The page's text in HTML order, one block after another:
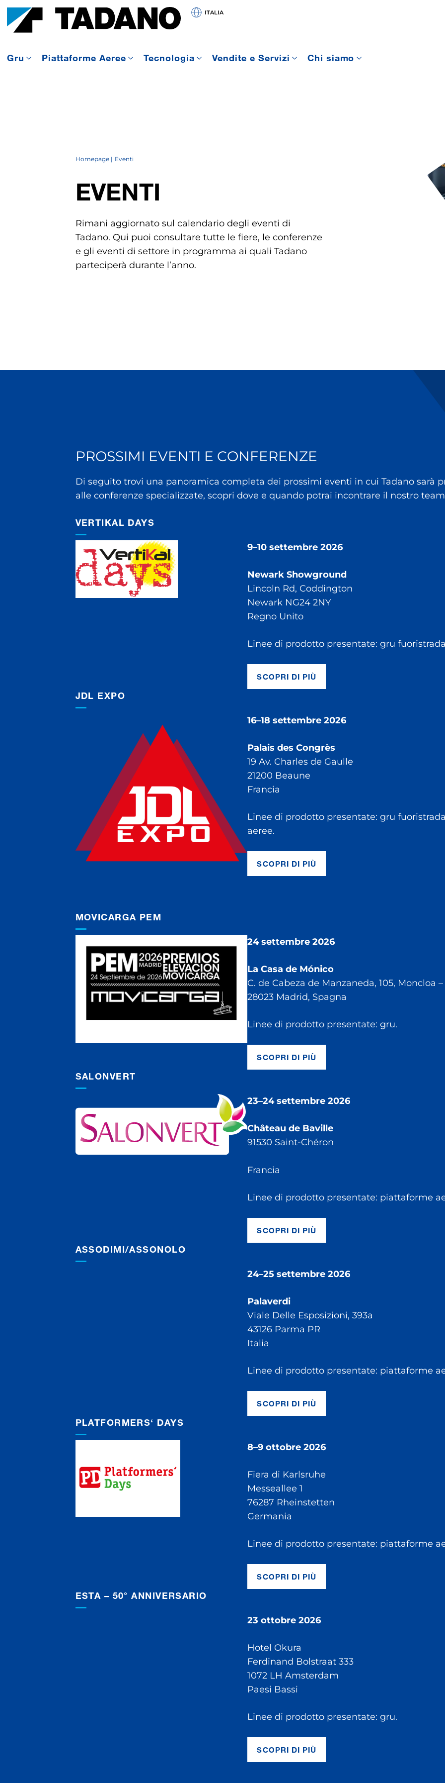
ITALIA
Gru Piattaforme Aeree Tecnologia Vendite e Servizi Chi siamo
Homepage Eventi
EVENTI
Rimani aggiornato sul calendario degli eventi di
Tadano. Qui puoi consultare tutte le fiere, le conferenze
e gli eventi di settore in programma ai quali Tadano
parteciperà durante l’anno.
PROSSIMI EVENTI E CONFERENZE
Di seguito trovi una panoramica completa dei prossimi eventi in cui Tadano sarà
alle conferenze specializzate, scopri dove e quando potrai incontrare il nostro
VERTIKAL DAYS
9–10 settembre 2026
Newark Showground
Lincoln Rd, Coddington
Newark NG24 2NY
Regno Unito
Linee di prodotto presentate: gru
SCOPRI DI PIÙ
JDL EXPO
16–18 settembre 2026
Palais des Congrès
19 Av. Charles de Gaulle
21200 Beaune
Francia
Linee di prodotto presentate: gru
aeree.
SCOPRI DI PIÙ
MOVICARGA PEM
24 settembre 2026
La Casa de Mónico
C. de Cabeza de Manzaneda, 105, Moncloa
28023 Madrid, Spagna
Linee di prodotto presentate: gru.
SCOPRI DI PIÙ
SALONVERT
23–24 settembre 2026
Château de Baville
91530 Saint-Chéron
Francia
Linee di prodotto presentate: piattaforme
SCOPRI DI PIÙ
ASSODIMI/ASSONOLO
24–25 settembre 2026
Palaverdi
Viale Delle Esposizioni, 393a
43126 Parma PR
Italia
Linee di prodotto presentate: piattaforme
SCOPRI DI PIÙ
PLATFORMERS‘ DAYS
8–9 ottobre 2026
Fiera di Karlsruhe
Messeallee 1
76287 Rheinstetten
Germania
Linee di prodotto presentate: piattaforme
SCOPRI DI PIÙ
ESTA – 50° ANNIVERSARIO
23 ottobre 2026
Hotel Okura
Ferdinand Bolstraat 333
1072 LH Amsterdam
Paesi Bassi
Linee di prodotto presentate: gru.
SCOPRI DI PIÙ